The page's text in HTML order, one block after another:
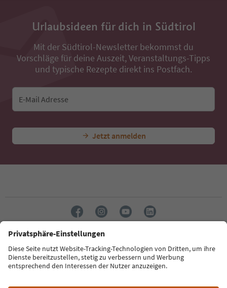
Urlaubsideen für dich in Südtirol
Mit der Südtirol-Newsletter bekommst du
Vorschläge für deine Auszeit, Veranstaltungs-Tipps
und typische Rezepte direkt ins Postfach.
E-Mail Adresse
Jetzt anmelden